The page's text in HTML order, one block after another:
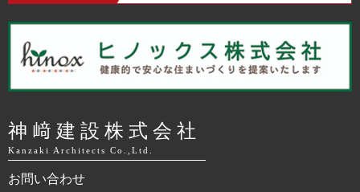
神﨑建設株式会社
Kanzaki Architects Co.,Ltd.
お問い合わせ